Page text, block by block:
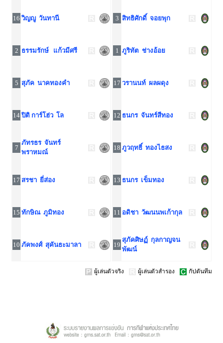
16 วิญญู วันทานี
2 ธรรมรักษ์ แก้วมีศรี
5 สุภัค นาคทองคำ
14 ปิติ การ์โฮ่ว โล
7
ภัทรธร จันทร์
พราหมณ์
17 สรชา ยี่ส่อง
15 ทักษิณ ภูมิทอง
10 ภัคพงศ์ สุคันธะมาลา
3 สิทธิศักดิ์ จอยพุก
1 ภูริทัต ช่างอ้อย
17 วรานนท์ ผลผดุง
12 ธนกร จันทร์สีทอง
18 ภูวฤทธิ์ ทองไธสง
13 ธนกร เข็มทอง
11 อดิชา วัฒนนพเก้ากุล
19
สุภัคศิษฏ์ กุลกาญจน
พัฒน์
ผู้เล่นตัวจริง ผู้เล่นตัวสำรอง กัปตันทีม